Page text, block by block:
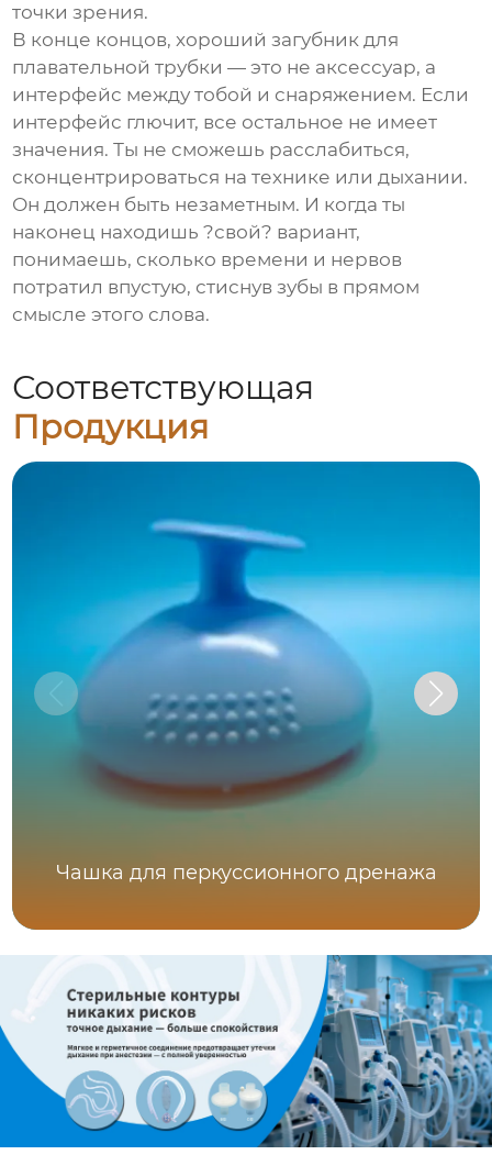
точки зрения.
В конце концов, хорошийзагубник для
плавательной трубки — это не аксессуар, а
интерфейс между тобой и снаряжением. Если
интерфейс глючит, все остальное не имеет
значения. Ты не сможешь расслабиться,
сконцентрироваться на технике или дыхании.
Он должен быть незаметным. И когда ты
наконец находишь ?свой? вариант,
понимаешь, сколько времени и нервов
потратил впустую, стиснув зубы в прямом
смысле этого слова.
Соответствующая
Продукция
Чашка для перкуссионного дренажа